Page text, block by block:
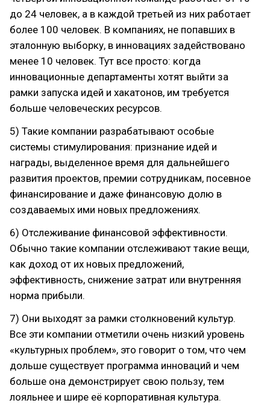
до 24 человек, а в каждой третьей из них работает
более 100 человек. В компаниях, не попавших в
эталонную выборку, в инновациях задействовано
менее 10 человек. Тут все просто: когда
инновационные департаменты хотят выйти за
рамки запуска идей и хакатонов, им требуется
больше человеческих ресурсов.
5) Такие компании разрабатывают особые
системы стимулирования: признание идей и
награды, выделенное время для дальнейшего
развития проектов, премии сотрудникам, посевное
финансирование и даже финансовую долю в
создаваемых ими новых предложениях.
6) Отслеживание финансовой эффективности.
Обычно такие компании отслеживают такие вещи,
как доход от их новых предложений,
эффективность, снижение затрат или внутренняя
норма прибыли.
7) Они выходят за рамки столкновений культур.
Все эти компании отметили очень низкий уровень
«культурных проблем», это говорит о том, что чем
дольше существует программа инноваций и чем
больше она демонстрирует свою пользу, тем
лояльнее и шире её корпоративная культура.